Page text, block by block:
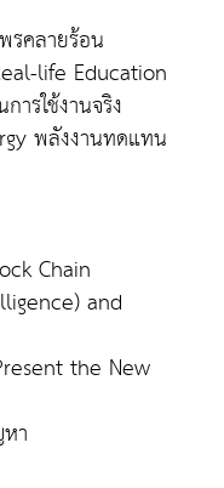
รคลายร้อน
life Education
ารใช้งานจริง
พลังงานทดแทน
Chain
and
the New
า